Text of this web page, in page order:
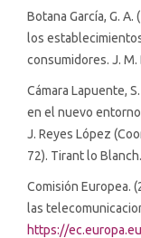
Botana García, G.
los
consumidores. J. M.
Cámara Lapuente,
en el nuevo
J. Reyes López
72). Tirant lo Blanch.
Comisión Europea.
las
https://